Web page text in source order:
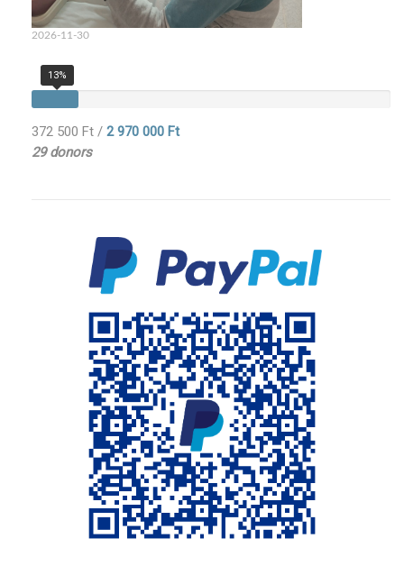
2026-11-30
13%
372 500 Ft / 2 970 000 Ft
29 donors